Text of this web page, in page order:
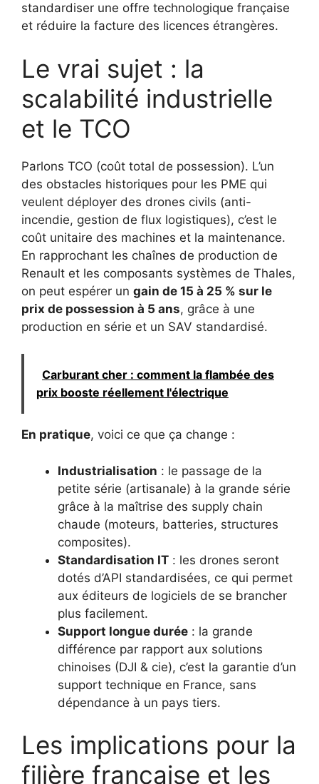
standardiser une offre technologique française
et réduire la facture des licences étrangères.
Le vrai sujet : la
scalabilité industrielle
et le TCO
Parlons TCO (coût total de possession). L’un
des obstacles historiques pour les PME qui
veulent déployer des drones civils (anti-
incendie, gestion de flux logistiques), c’est le
coût unitaire des machines et la maintenance.
En rapprochant les chaînes de production de
Renault et les composants systèmes de Thales,
on peut espérer un gain de 15 à 25 % sur le
prix de possession à 5 ans, grâce à une
production en série et un SAV standardisé.
Carburant cher : comment la flambée des
prix booste réellement l'électrique
En pratique, voici ce que ça change :
Industrialisation : le passage de la
petite série (artisanale) à la grande série
grâce à la maîtrise des supply chain
chaude (moteurs, batteries, structures
composites).
Standardisation IT : les drones seront
dotés d’API standardisées, ce qui permet
aux éditeurs de logiciels de se brancher
plus facilement.
Support longue durée : la grande
différence par rapport aux solutions
chinoises (DJI & cie), c’est la garantie d’un
support technique en France, sans
dépendance à un pays tiers.
Les implications pour la
filière française et les